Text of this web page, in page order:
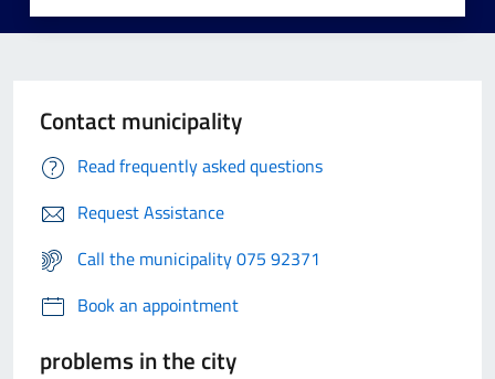
Contact municipality
Read frequently asked questions
Request Assistance
Call the municipality 075 92371
Book an appointment
problems in the city